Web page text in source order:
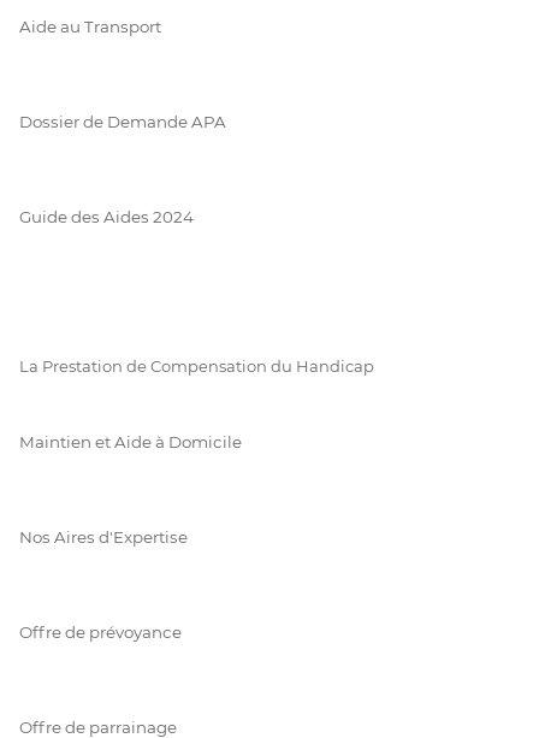
Aide au Transport
Dossier de Demande APA
Guide des Aides 2024
La Prestation de Compensation du Handicap
Maintien et Aide à Domicile
Nos Aires d'Expertise
Offre de prévoyance
Offre de parrainage